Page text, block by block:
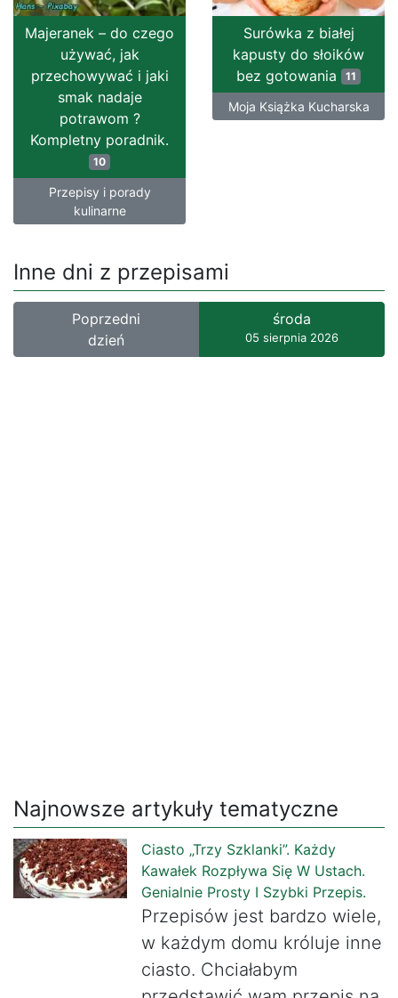
Majeranek – do czego
używać, jak
przechowywać i jaki
smak nadaje
potrawom ?
Kompletny poradnik.
10
Przepisy i porady
kulinarne
Surówka z białej
kapusty do słoików
bez gotowania 11
Moja Książka Kucharska
Inne dni z przepisami
Poprzedni
dzień
środa
05 sierpnia 2026
Najnowsze artykuły tematyczne
Ciasto „Trzy Szklanki”. Każdy
Kawałek Rozpływa Się W Ustach.
Genialnie Prosty I Szybki Przepis.
Przepisów jest bardzo wiele,
w każdym domu króluje inne
ciasto. Chciałabym